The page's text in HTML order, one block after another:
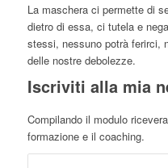
La maschera ci permette di
dietro di essa, ci tutela e
stessi, nessuno potrà ferirci,
delle nostre debolezze.
Iscriviti alla mia
Compilando il modulo
formazione e il coaching.